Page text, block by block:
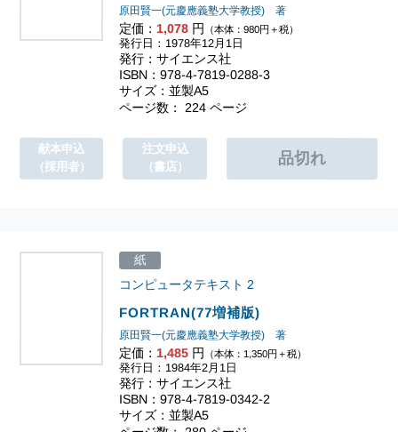
原田賢一(元慶應義塾大学教授) 著
定価： 1,078 円 （本体：980円＋税）
発行日：1978年12月1日
発行：サイエンス社
ISBN：978-4-7819-0288-3
サイズ：並製A5
ページ数： 224 ページ
献本申込
（採用者）
注文申込
（書店）
FORTRAN(77増補版)
コンピュータテキスト 2
原田賢一(元慶應義塾大学教授) 著
定価： 1,485 円 （本体：1,350円＋税）
紙
発行日：1984年2月1日
発行：サイエンス社
ISBN：978-4-7819-0342-2
サイズ：並製A5